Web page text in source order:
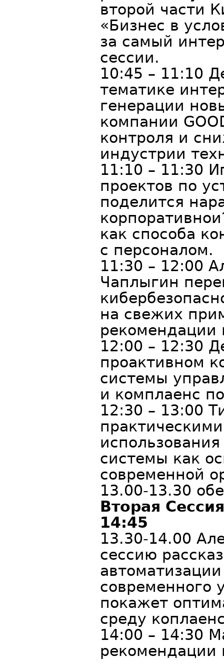
второй части
«Бизнес в
за самый
сессии.
10:45 – 11:10
тематике
генерации
компании
контроля и
индустрии
11:10 – 11:30
проектов по
поделится
как способа
с персоналом.
11:30 – 12:00
Чаплыгин
на свежих
рекомендации
12:00 – 12:30
проактивном
системы
и комплаенс
12:30 – 13:00
системы как
современной
13.00-13.30
Вторая
14:45
13.30-14.00
сессию
современного
покажет
среду
14:00 – 14:30
рекомендации